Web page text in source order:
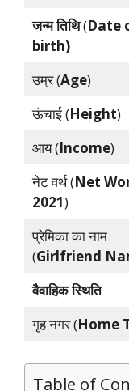
जन्म तिथि(Date
birth)
उम्र (Age)
ऊंचाई (Height)
आय (Income)
नेट वर्थ (Net
2021)
प्रेमिका का नाम
(Girlfriend
वैवाहिक स्थिति
गृह नगर (Home
Table of